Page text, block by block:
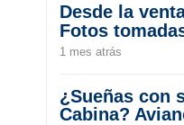
Desde la
Fotos
1 mes atrás
¿Sueñas con
Cabina?